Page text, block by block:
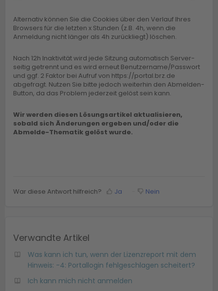
Alternativ können Sie die Cookies über den Verlauf Ihres
Browsers für die letzten x Stunden (z.B. 4h, wenn die
Anmeldung nicht länger als 4h zurückliegt) löschen.
Nach 12h Inaktivität wird jede Sitzung automatisch Server-
seitig getrennt und es wird erneut Benutzername/Passwort
und ggf. 2 Faktor bei Aufruf von https://portal.brz.de
abgefragt. Nutzen Sie bitte jedoch weiterhin den Abmelden-
Button, da das Problem jederzeit gelöst sein kann.
Wir werden diesen Lösungsartikel aktualisieren,
sobald sich Änderungen ergeben und/oder die
Abmelde-Thematik gelöst wurde.
War diese Antwort hilfreich? Ja Nein
Verwandte Artikel
Was kann ich tun, wenn der Lizenzreport mit dem
Hinweis: -4: Portallogin fehlgeschlagen scheitert?
Ich kann mich nicht anmelden